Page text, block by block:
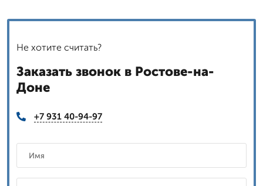
Не хотите считать?
Заказать звонок в Ростове-на-
Доне
+7 931 40-94-97